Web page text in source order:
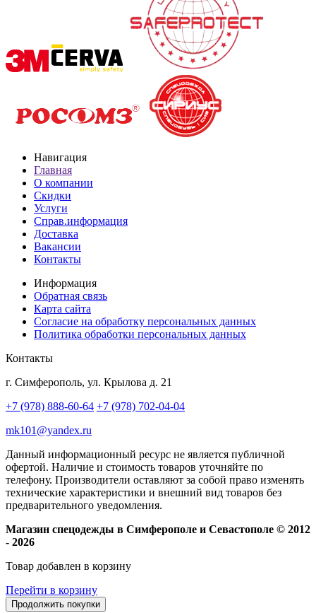
Навигация
Главная
О компании
Скидки
Услуги
Справ.информация
Доставка
Вакансии
Контакты
Информация
Обратная связь
Карта сайта
Согласие на обработку персональных данных
Политика обработки персональных данных
Контакты
г. Симферополь, ул. Крылова д. 21
+7 (978) 888-60-64 +7 (978) 702-04-04
mk101@yandex.ru
Данный информационный ресурс не является публичной
офертой. Наличие и стоимость товаров уточняйте по
телефону. Производители оставляют за собой право изменять
технические характеристики и внешний вид товаров без
предварительного уведомления.
Магазин спецодежды в Симферополе и Севастополе © 2012
- 2026
Товар добавлен в корзину
Перейти в корзину
Продолжить покупки